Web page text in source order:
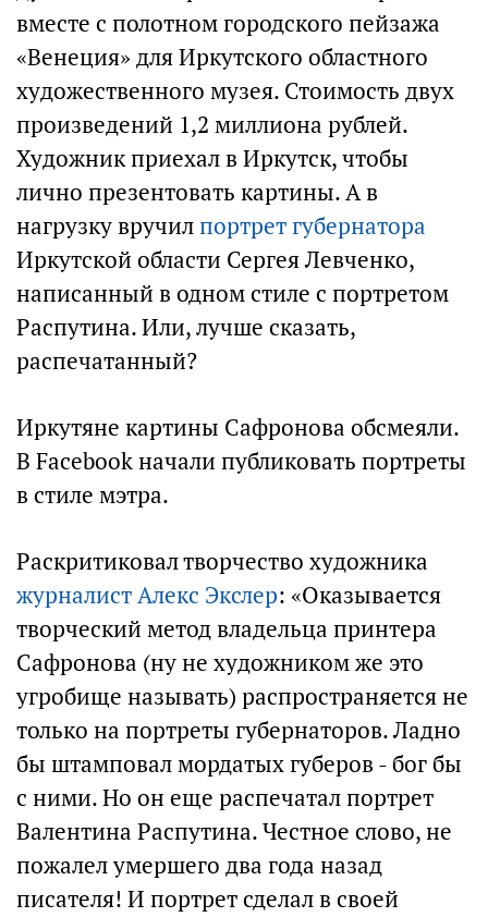
вместе с полотном городского пейзажа
«Венеция» для Иркутского областного
художественного музея. Стоимость двух
произведений 1,2 миллиона рублей.
Художник приехал в Иркутск, чтобы
лично презентовать картины. А в
нагрузку вручилпортрет губернатора
Иркутской области Сергея Левченко,
написанный в одном стиле с портретом
Распутина. Или, лучше сказать,
распечатанный?
Иркутяне картины Сафронова обсмеяли.
В Facebook начали публиковать портреты
в стиле мэтра.
Раскритиковал творчество художника
журналист Алекс Экслер: «Оказывается
творческий метод владельца принтера
Сафронова (ну не художником же это
угробище называть) распространяется не
только на портреты губернаторов. Ладно
бы штамповал мордатых губеров - бог бы
с ними. Но он еще распечатал портрет
Валентина Распутина. Честное слово, не
пожалел умершего два года назад
писателя! И портрет сделал в своей